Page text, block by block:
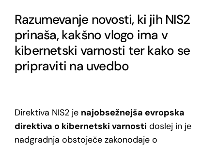
Razumevanje novosti, ki jihNIS2
prinaša,kakšnovlogo ima v
kibernetski varnosti terkako se
pripraviti na uvedbo
Direktiva NIS2 je najobsežnejša evropska
direktiva o kibernetski varnosti doslejin je
nadgradnja obstoječe zakonodaje o